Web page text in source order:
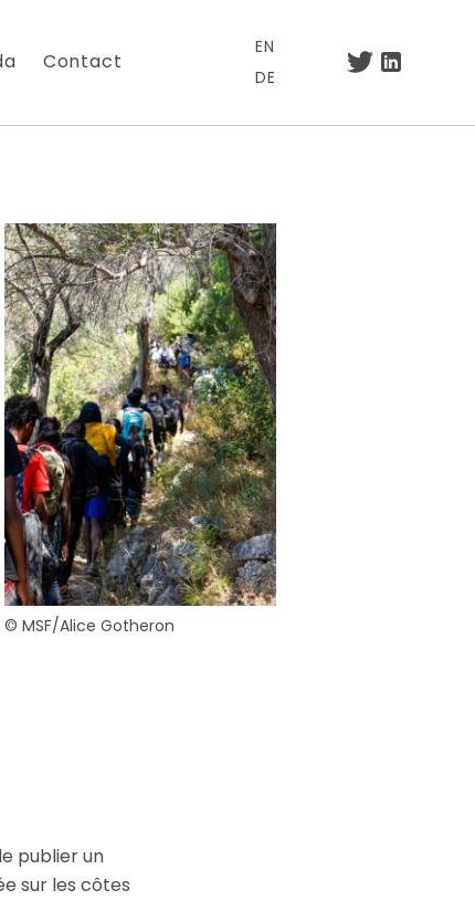
Contact
EN
DE
© MSF/Alice Gotheron
publier un
sur les côtes
lettre
à tout